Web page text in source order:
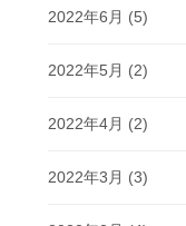
2022年6月 (5)
2022年5月 (2)
2022年4月 (2)
2022年3月 (3)